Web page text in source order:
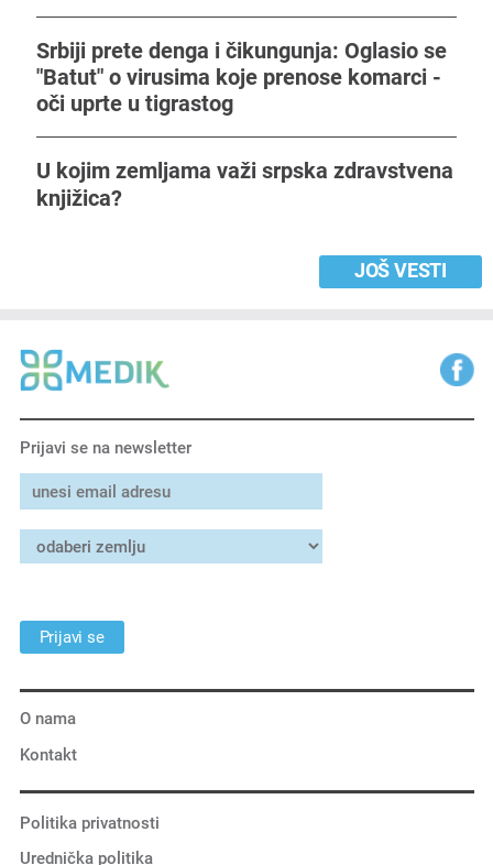
Srbiji prete denga i čikungunja: Oglasio se
"Batut" o virusima koje prenose komarci -
oči uprte u tigrastog
U kojim zemljama važi srpska zdravstvena
knjižica?
JOŠ VESTI
O nama
Kontakt
Politika privatnosti
Urednička politika
Prijavi se na newsletter
Prijavi se